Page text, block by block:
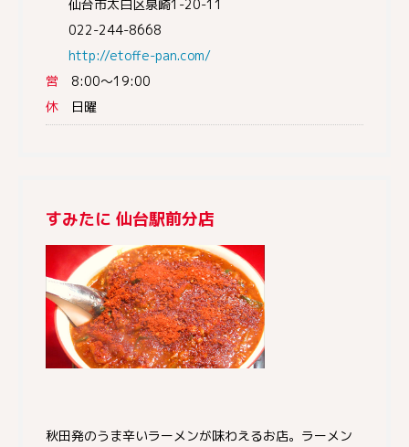
仙台市太白区泉崎1-20-11
022-244-8668
http://etoffe-pan.com/
営 8:00～19:00
休 日曜
すみたに 仙台駅前分店
秋田発のうま辛いラーメンが味わえるお店。ラーメン